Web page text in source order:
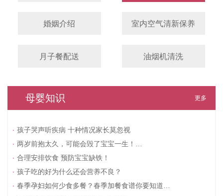
婚姻介绍 室内空气清新保养
月子餐配送 油烟机清洗
母婴知识 更多
孩子哭声听疾病 十种情况家长莫忽视
两岁前抱太久，可能会毁了宝宝一生！…
合理安排饮食 预防宝宝缺铁！
孩子吃的好为什么还会营养不良？
春季孕妇如何少食多餐？春季加餐食谱你要知道…